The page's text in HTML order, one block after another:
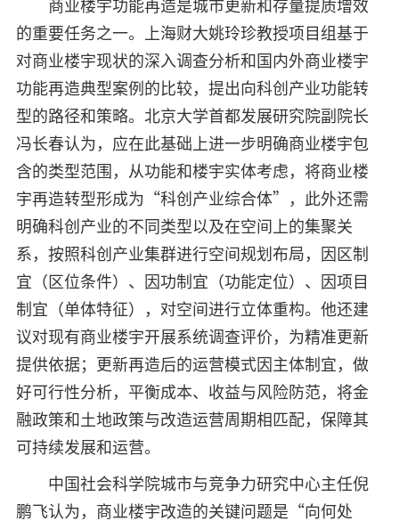
商业楼宇功能再造是城市更新和存量提质增效
的重要任务之一。上海财大姚玲珍教授项目组基于
对商业楼宇现状的深入调查分析和国内外商业楼宇
功能再造典型案例的比较，提出向科创产业功能转
型的路径和策略。北京大学首都发展研究院副院长
冯长春认为，应在此基础上进一步明确商业楼宇包
含的类型范围，从功能和楼宇实体考虑，将商业楼
宇再造转型形成为“科创产业综合体”，此外还需
明确科创产业的不同类型以及在空间上的集聚关
系，按照科创产业集群进行空间规划布局，因区制
宜（区位条件）、因功制宜（功能定位）、因项目
制宜（单体特征），对空间进行立体重构。他还建
议对现有商业楼宇开展系统调查评价，为精准更新
提供依据；更新再造后的运营模式因主体制宜，做
好可行性分析，平衡成本、收益与风险防范，将金
融政策和土地政策与改造运营周期相匹配，保障其
可持续发展和运营。
中国社会科学院城市与竞争力研究中心主任倪
鹏飞认为，商业楼宇改造的关键问题是“向何处